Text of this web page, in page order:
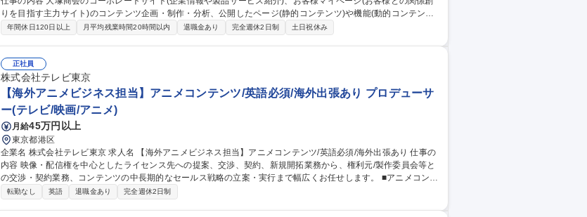
りを目指す主力サイト)のコンテンツ企画・制作・分析、公開したページ(静的コンテンツ)や機能(動的コンテンツ)
の 管理・運用などWebサイト運営全般に携わる業務です。 【主な業務内容】※適性に応じて判断いたします。 ■
制作や窓口、運用など実作業は委託して運営) 募集職種 【東京/コンテンツ企画・制作・運用】自社Webサイト運
営全般/年間休日127日
年間休日120日以上 月平均残業時間20時間以内 退職金あり 完全週休2日制 土日祝休み
正社員
株式会社テレビ東京
【海外アニメビジネス担当】アニメコンテンツ/英語必須/海外出張あり プロデューサ
ー(テレビ/映画/アニメ)
月給45万円以上
東京都港区
企業名 株式会社テレビ東京 求人名 【海外アニメビジネス担当】アニメコンテンツ/英語必須/海外出張あり 仕事の
内容 映像・配信権を中心としたライセンス先への提案、交渉、契約、新規開拓業務から、権利元/製作委員会等と
の交渉・契約業務、コンテンツの中長期的なセールス戦略の立案・実行まで幅広くお任せします。 ■アニメコンテ
ンツの海外セールス（ライセンス先への提案、交渉、契約、新規開拓/商品化権、ゲーム化権、契約書作成等）■権
転勤なし 英語 退職金あり 完全週休2日制